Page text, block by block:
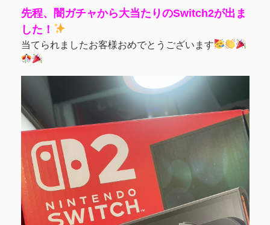
先程、闇ガチャから大当たりのSwitch2が出ま
した！
当てられましたお客様おめでとうございます